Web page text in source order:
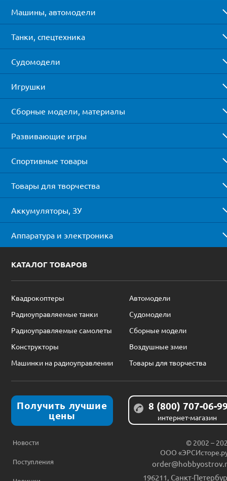
Машины, автомодели
Танки, спецтехника
Судомодели
Игрушки
Сборные модели, материалы
Развивающие игры
Спортивные товары
Товары для творчества
Аккумуляторы, ЗУ
Аппаратура и электроника
КАТАЛОГ ТОВАРОВ
Квадрокоптеры
Автомодели
Радиоуправляемые танки
Судомодели
Радиоуправляемые самолеты
Сборные модели
Конструкторы
Воздушные змеи
Машинки на радиоуправлении
Товары для творчества
Получить лучшие
цены
8 (800) 707-06-
интернет-магазин
Новости
Поступления
© 2002 –
ООО
196211, Санкт-